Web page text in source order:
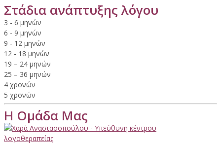
Στάδια ανάπτυξης λόγου
3 - 6 μηνών
6 - 9 μηνών
9 - 12 μηνών
12 - 18 μηνών
19 – 24 μηνών
25 – 36 μηνών
4 χρονών
5 χρονών
Η Ομάδα Μας